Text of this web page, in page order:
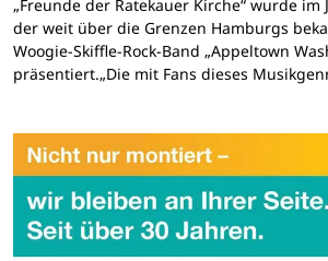
„Freunde der Ratekauer Kirche“ wurde im
der weit über die Grenzen Hamburgs
Woogie-Skiffle-Rock-Band „Appeltown
präsentiert.„Die mit Fans dieses